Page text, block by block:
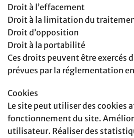
Droit à l’effacement
Droit à la limitation du
Droit d’opposition
Droit à la portabilité
Ces droits peuvent être exercés
prévues par la réglementation
Cookies
Le site peut utiliser des cookies
fonctionnement du site.
utilisateur. Réaliser des